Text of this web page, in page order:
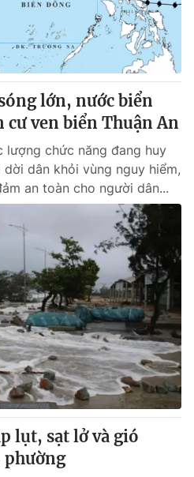
lai
lớn, nước biển
cư ven biển Thuận An
lượng chức năng đang huy
dân khỏi vùng nguy hiểm,
an toàn cho người dân...
lụt, sạt lở và gió
phường